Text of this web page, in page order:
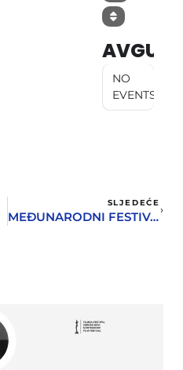
AVGUST
NO
EVENTS
SLJEDEĆE
MEĐUNARODNI FESTIVAL HOROVA 2016